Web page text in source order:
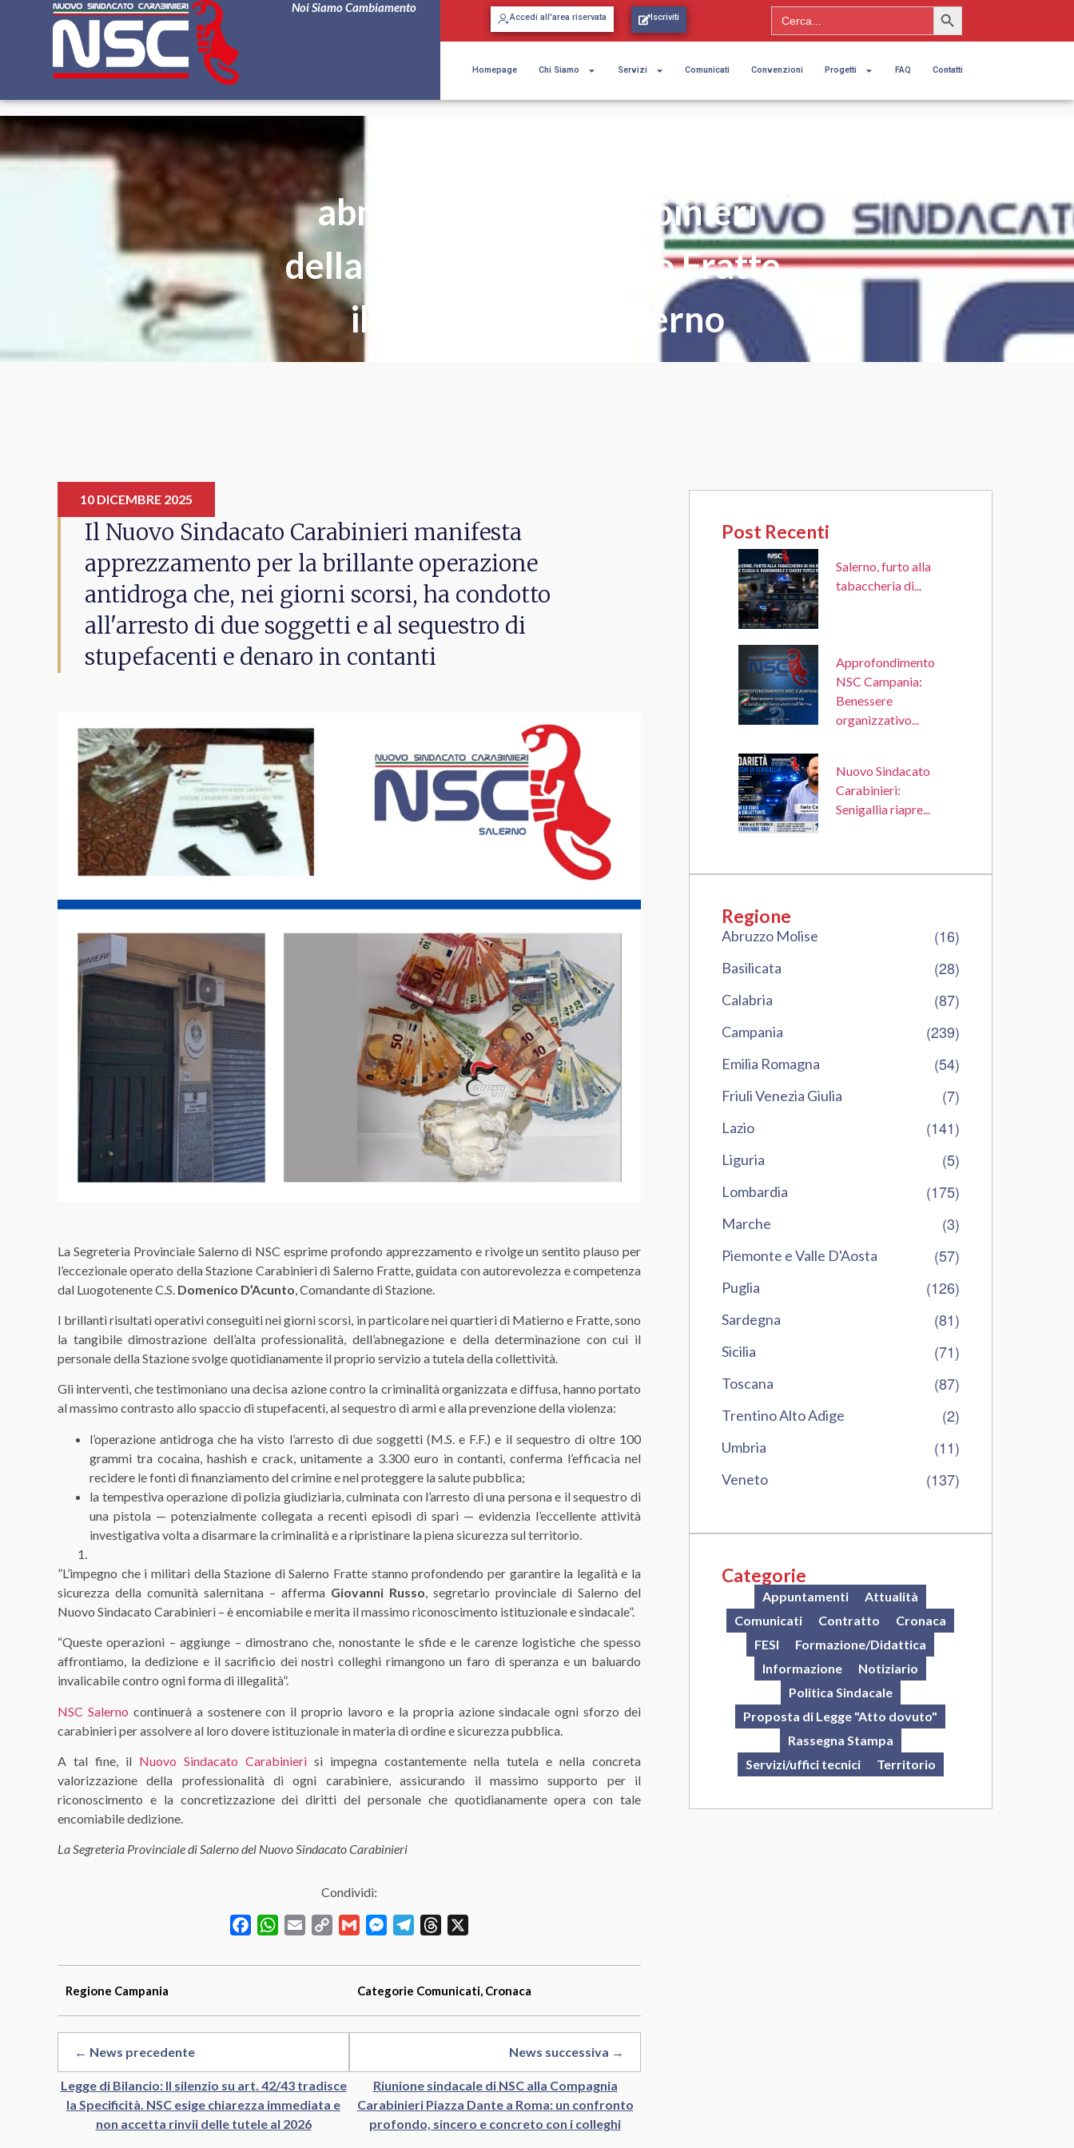
Noi Siamo Cambiamento
Accedi all'area riservata Iscriviti Search
for:
Search Button
Homepage Chi Siamo Servizi Comunicati Convenzioni Progetti FAQ Contatti
abnegazione dei carabinieri
della Stazione di Salerno Fratte,
il plauso di NSC Salerno
10 DICEMBRE 2025
Il Nuovo Sindacato Carabinieri manifesta
apprezzamento per la brillante operazione
antidroga che, nei giorni scorsi, ha condotto
all'arresto di due soggetti e al sequestro di
stupefacenti e denaro in contanti
La Segreteria Provinciale Salerno di NSC esprime profondo apprezzamento e rivolge un sentito plauso per
l’eccezionale operato della Stazione Carabinieri di Salerno Fratte, guidata con autorevolezza e competenza
dal Luogotenente C.S. Domenico D’Acunto Comandante di Stazione.
​I brillanti risultati operativi conseguiti nei giorni scorsi, in particolare nei quartieri di Matierno e Fratte, sono
la tangibile dimostrazione dell’alta professionalità, dell’abnegazione e della determinazione con cui il
personale della Stazione svolge quotidianamente il proprio servizio a tutela della collettività.
​Gli interventi, che testimoniano una decisa azione contro la criminalità organizzata e diffusa, hanno portato
al massimo contrasto allo spaccio di stupefacenti, al sequestro di armi e alla prevenzione della violenza:
l’operazione antidroga che ha visto l’arresto di due soggetti (M.S. e F.F.) e il sequestro di oltre 100
grammi tra cocaina, hashish e crack, unitamente a 3.300 euro in contanti, conferma l’efficacia nel
recidere le fonti di finanziamento del crimine e nel proteggere la salute pubblica;
la tempestiva operazione di polizia giudiziaria, culminata con l’arresto di una persona e il sequestro di
una pistola — potenzialmente collegata a recenti episodi di spari — evidenzia l’eccellente attività
investigativa volta a disarmare la criminalità e a ripristinare la piena sicurezza sul territorio.
​”L’impegno che i militari della Stazione di Salerno Fratte stanno profondendo per garantire la legalità e la
sicurezza della comunità salernitana – afferma Giovanni Russo, segretario provinciale di Salerno del
Nuovo Sindacato Carabinieri – è encomiabile e merita il massimo riconoscimento istituzionale e sindacale”.
“Queste operazioni – aggiunge – dimostrano che, nonostante le sfide e le carenze logistiche che spesso
affrontiamo, la dedizione e il sacrificio dei nostri colleghi rimangono un faro di speranza e un baluardo
invalicabile contro ogni forma di illegalità”.
​NSC Salerno continuerà a sostenere con il proprio lavoro e la propria azione sindacale ogni sforzo dei
carabinieri per assolvere al loro dovere istituzionale in materia di ordine e sicurezza pubblica.
A tal fine, il Nuovo Sindacato Carabinieri si impegna costantemente nella tutela e nella concreta
valorizzazione della professionalità di ogni carabiniere, assicurando il massimo supporto per il
riconoscimento e la concretizzazione dei diritti del personale che quotidianamente opera con tale
encomiabile dedizione.
La Segreteria Provinciale di Salerno del Nuovo Sindacato Carabinieri
Condividi:
FacebookWhatsApp
Email
Copy
Gmail MessengerTelegramThreads
Regione Campania Categorie Comunicati, Cronaca
← News precedente
Legge di Bilancio: Il silenzio su art. 42/43 tradisce
la Specificità. NSC esige chiarezza immediata e
non accetta rinvii delle tutele al 2026
News successiva →
Riunione sindacale di NSC alla Compagnia
Carabinieri Piazza Dante a Roma: un confronto
profondo, sincero e concreto con i colleghi
Post Recenti
Salerno, furto alla
tabaccheria di...
Approfondimento
NSC Campania:
Benessere
organizzativo...
Nuovo Sindacato
Carabinieri:
Senigallia riapre...
Regione
Abruzzo Molise (16)
Basilicata (28)
Calabria (87)
Campania (239)
Emilia Romagna (54)
Friuli Venezia Giulia (7)
Lazio (141)
Liguria (5)
Lombardia (175)
Marche (3)
Piemonte e Valle D'Aosta (57)
Puglia (126)
Sardegna (81)
Sicilia (71)
Toscana (87)
Trentino Alto Adige (2)
Umbria (11)
Veneto (137)
Categorie
Appuntamenti
Attualità
Comunicati
Contratto
Cronaca
FESI
Formazione/Didattica
Informazione
Notiziario
Politica Sindacale
Proposta di Legge "Atto dovuto"
Rassegna Stampa
Servizi/uffici tecnici
Territorio